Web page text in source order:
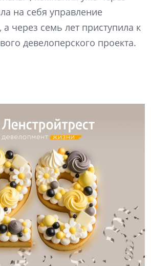
на себя управление
через семь лет приступила к
девелоперского проекта.